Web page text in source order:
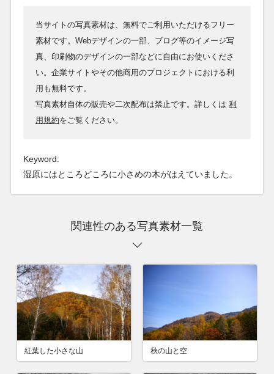
当サイトの写真素材は、無料でご利用いただけるフリー
素材です。Webデザインの一部、ブログ等のイメージ写
真、印刷物のデザインの一部などに自由にお使いくださ
い。企業サイトやその他商用のプロジェクトにおける利
用も無料です。
写真素材自体の販売や二次配布は禁止です。詳しくは 利
用規約をご覧ください。
Keyword:
湿原にはところどころに小さめの木がはえていました。
関連性のある写真素材一覧
紅葉した小さな山 秋の山と空